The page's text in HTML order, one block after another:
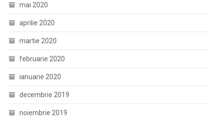
mai 2020
aprilie 2020
martie 2020
februarie 2020
ianuarie 2020
decembrie 2019
noiembrie 2019